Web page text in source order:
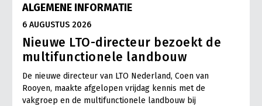
ALGEMENE INFORMATIE
6 AUGUSTUS 2026
Nieuwe LTO-directeur bezoekt de
multifunctionele landbouw
De nieuwe directeur van LTO Nederland, Coen van
Rooyen, maakte afgelopen vrijdag kennis met de
vakgroep en de multifunctionele landbouw bij